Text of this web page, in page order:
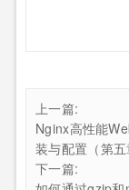
上一篇:
Nginx高性能
装与配置（第五
下一篇: